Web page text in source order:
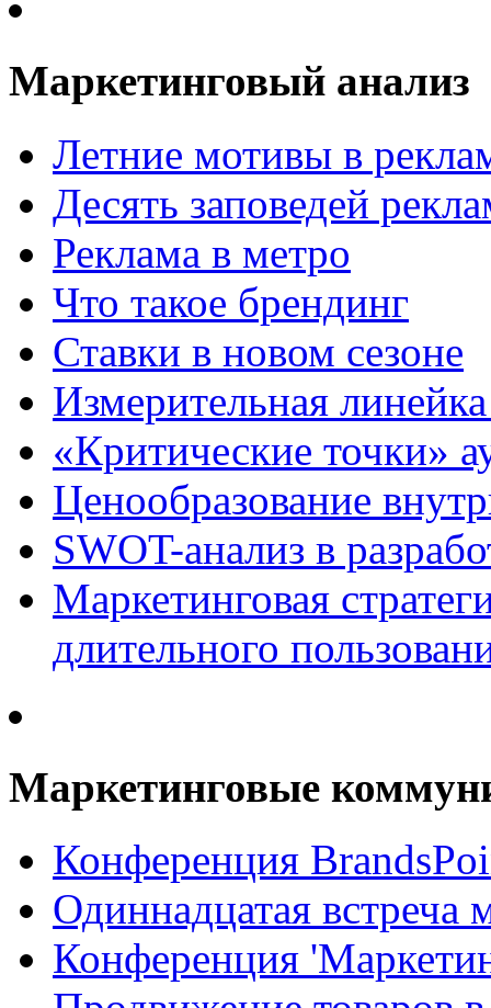
Маркетинговый анализ
Летние мотивы в
Десять заповедей
Реклама в метро
Что такое брендинг
Ставки в новом сезоне
Измерительная
«Критические точки»
Ценообразование
SWOT-анализ в
Маркетинговая
длительного
Маркетинговые
Конференция
Одиннадцатая
Конференция